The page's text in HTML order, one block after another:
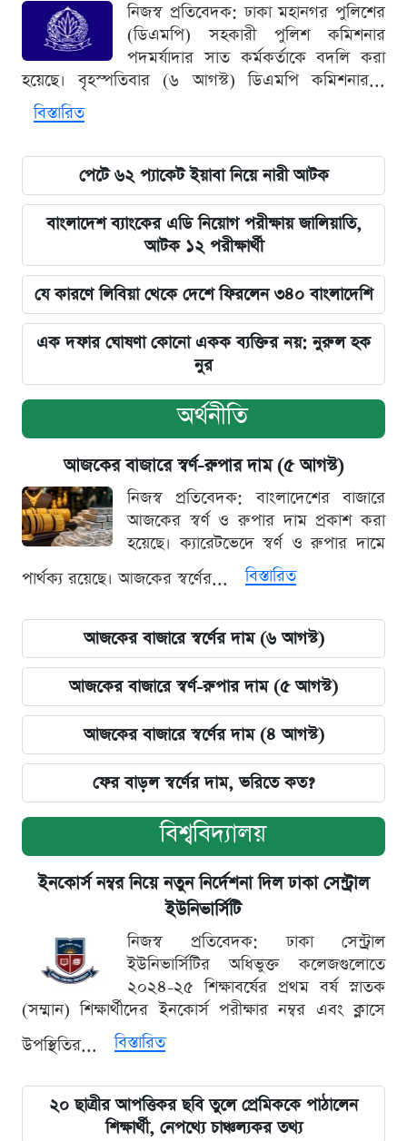
নিজস্ব প্রতিবেদক: ঢাকা মহানগর পুলিশের
(ডিএমপি) সহকারী পুলিশ কমিশনার
পদমর্যাদার সাত কর্মকর্তাকে বদলি করা
হয়েছে। বৃহস্পতিবার (৬ আগস্ট) ডিএমপি কমিশনার...
বিস্তারিত
পেটে ৬২ প্যাকেট ইয়াবা নিয়ে নারী আটক
বাংলাদেশ ব্যাংকের এডি নিয়োগ পরীক্ষায় জালিয়াতি,
আটক ১২ পরীক্ষার্থী
যে কারণে লিবিয়া থেকে দেশে ফিরলেন ৩৪০ বাংলাদেশি
এক দফার ঘোষণা কোনো একক ব্যক্তির নয়: নুরুল হক
নুর
অর্থনীতি
আজকের বাজারে স্বর্ণ-রুপার দাম (৫ আগস্ট)
নিজস্ব প্রতিবেদক: বাংলাদেশের বাজারে
আজকের স্বর্ণ ও রুপার দাম প্রকাশ করা
হয়েছে। ক্যারেটভেদে স্বর্ণ ও রুপার দামে
পার্থক্য রয়েছে। আজকের স্বর্ণের...
বিস্তারিত
আজকের বাজারে স্বর্ণের দাম (৬ আগস্ট)
আজকের বাজারে স্বর্ণ-রুপার দাম (৫ আগস্ট)
আজকের বাজারে স্বর্ণের দাম (৪ আগস্ট)
ফের বাড়ল স্বর্ণের দাম, ভরিতে কত?
বিশ্ববিদ্যালয়
ইনকোর্স নম্বর নিয়ে নতুন নির্দেশনা দিল ঢাকা সেন্ট্রাল
ইউনিভার্সিটি
নিজস্ব প্রতিবেদক: ঢাকা সেন্ট্রাল
ইউনিভার্সিটির অধিভুক্ত কলেজগুলোতে
২০২৪-২৫ শিক্ষাবর্ষের প্রথম বর্ষ স্নাতক
(সম্মান) শিক্ষার্থীদের ইনকোর্স পরীক্ষার নম্বর এবং ক্লাসে
উপস্থিতির...
বিস্তারিত
২০ ছাত্রীর আপত্তিকর ছবি তুলে প্রেমিককে পাঠালেন
শিক্ষার্থী, নেপথ্যে চাঞ্চল্যকর তথ্য